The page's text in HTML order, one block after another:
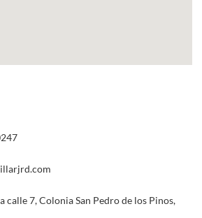
calle 7, Colonia San Pedro de los Pinos,